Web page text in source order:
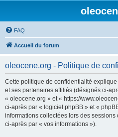
FAQ
Accueil du forum
oleocene.org - Politique de
Cette politique de confidentialité
et ses partenaires affiliés (désignés ci-
« oleocene.org » et « https://
ci-après par « logiciel phpBB » et «
informations collectées lors des sessions
ci-après par « vos informations »).